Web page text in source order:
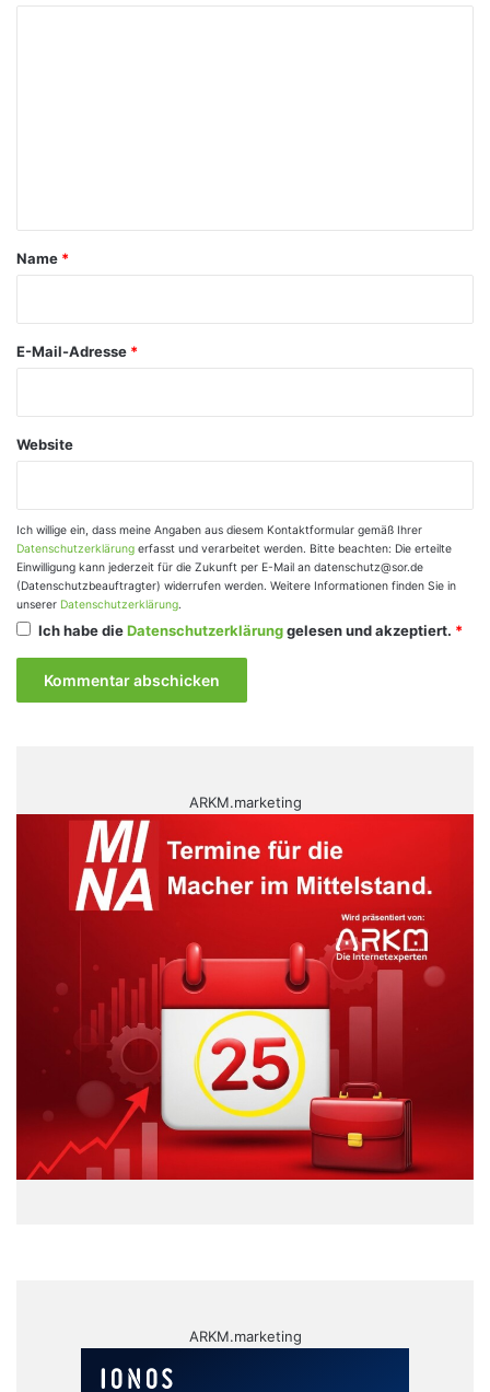
a
Name *
E-Mail-Adresse *
Website
Ich willige ein, dass meine Angaben aus diesem Kontaktformular gemäß Ihrer
Datenschutzerklärung erfasst und verarbeitet werden. Bitte beachten: Die erteilte
Einwilligung kann jederzeit für die Zukunft per E-Mail an datenschutz@sor.de
(Datenschutzbeauftragter) widerrufen werden. Weitere Informationen finden Sie in
unserer Datenschutzerklärung.
Ich habe dieDatenschutzerklärunggelesen und akzeptiert. *
ARKM.marketing
ARKM.marketing